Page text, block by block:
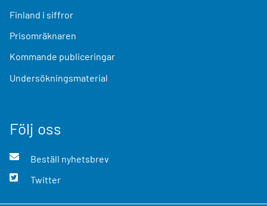
Finland i siffror
Prisomräknaren
Kommande publiceringar
Undersökningsmaterial
Följ oss
Beställ nyhetsbrev
Twitter